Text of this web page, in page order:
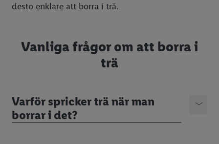
desto enklare att borra i trä.
Vanliga frågor om att borra i
trä
Varför spricker trä när man
borrar i det?